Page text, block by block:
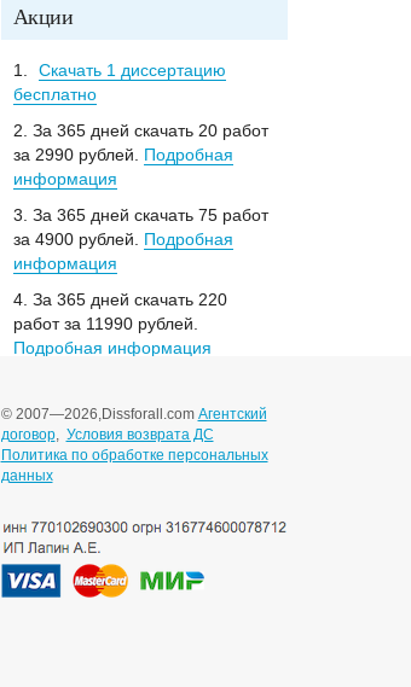
Акции
1.
Скачать 1 диссертацию
бесплатно
2. За 365 дней скачать 20 работ
за 2990 рублей. Подробная
информация
3. За 365 дней скачать 75 работ
за 4900 рублей. Подробная
информация
4. За 365 дней скачать 220
работ за 11990 рублей.
Подробная информация
© 2007—2026,Dissforall.com Агентский
договор, Условия возврата ДС
Политика по обработке персональных
данных